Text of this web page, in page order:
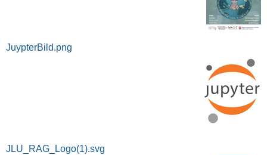
JuypterBild.png
JLU_RAG_Logo(1).svg